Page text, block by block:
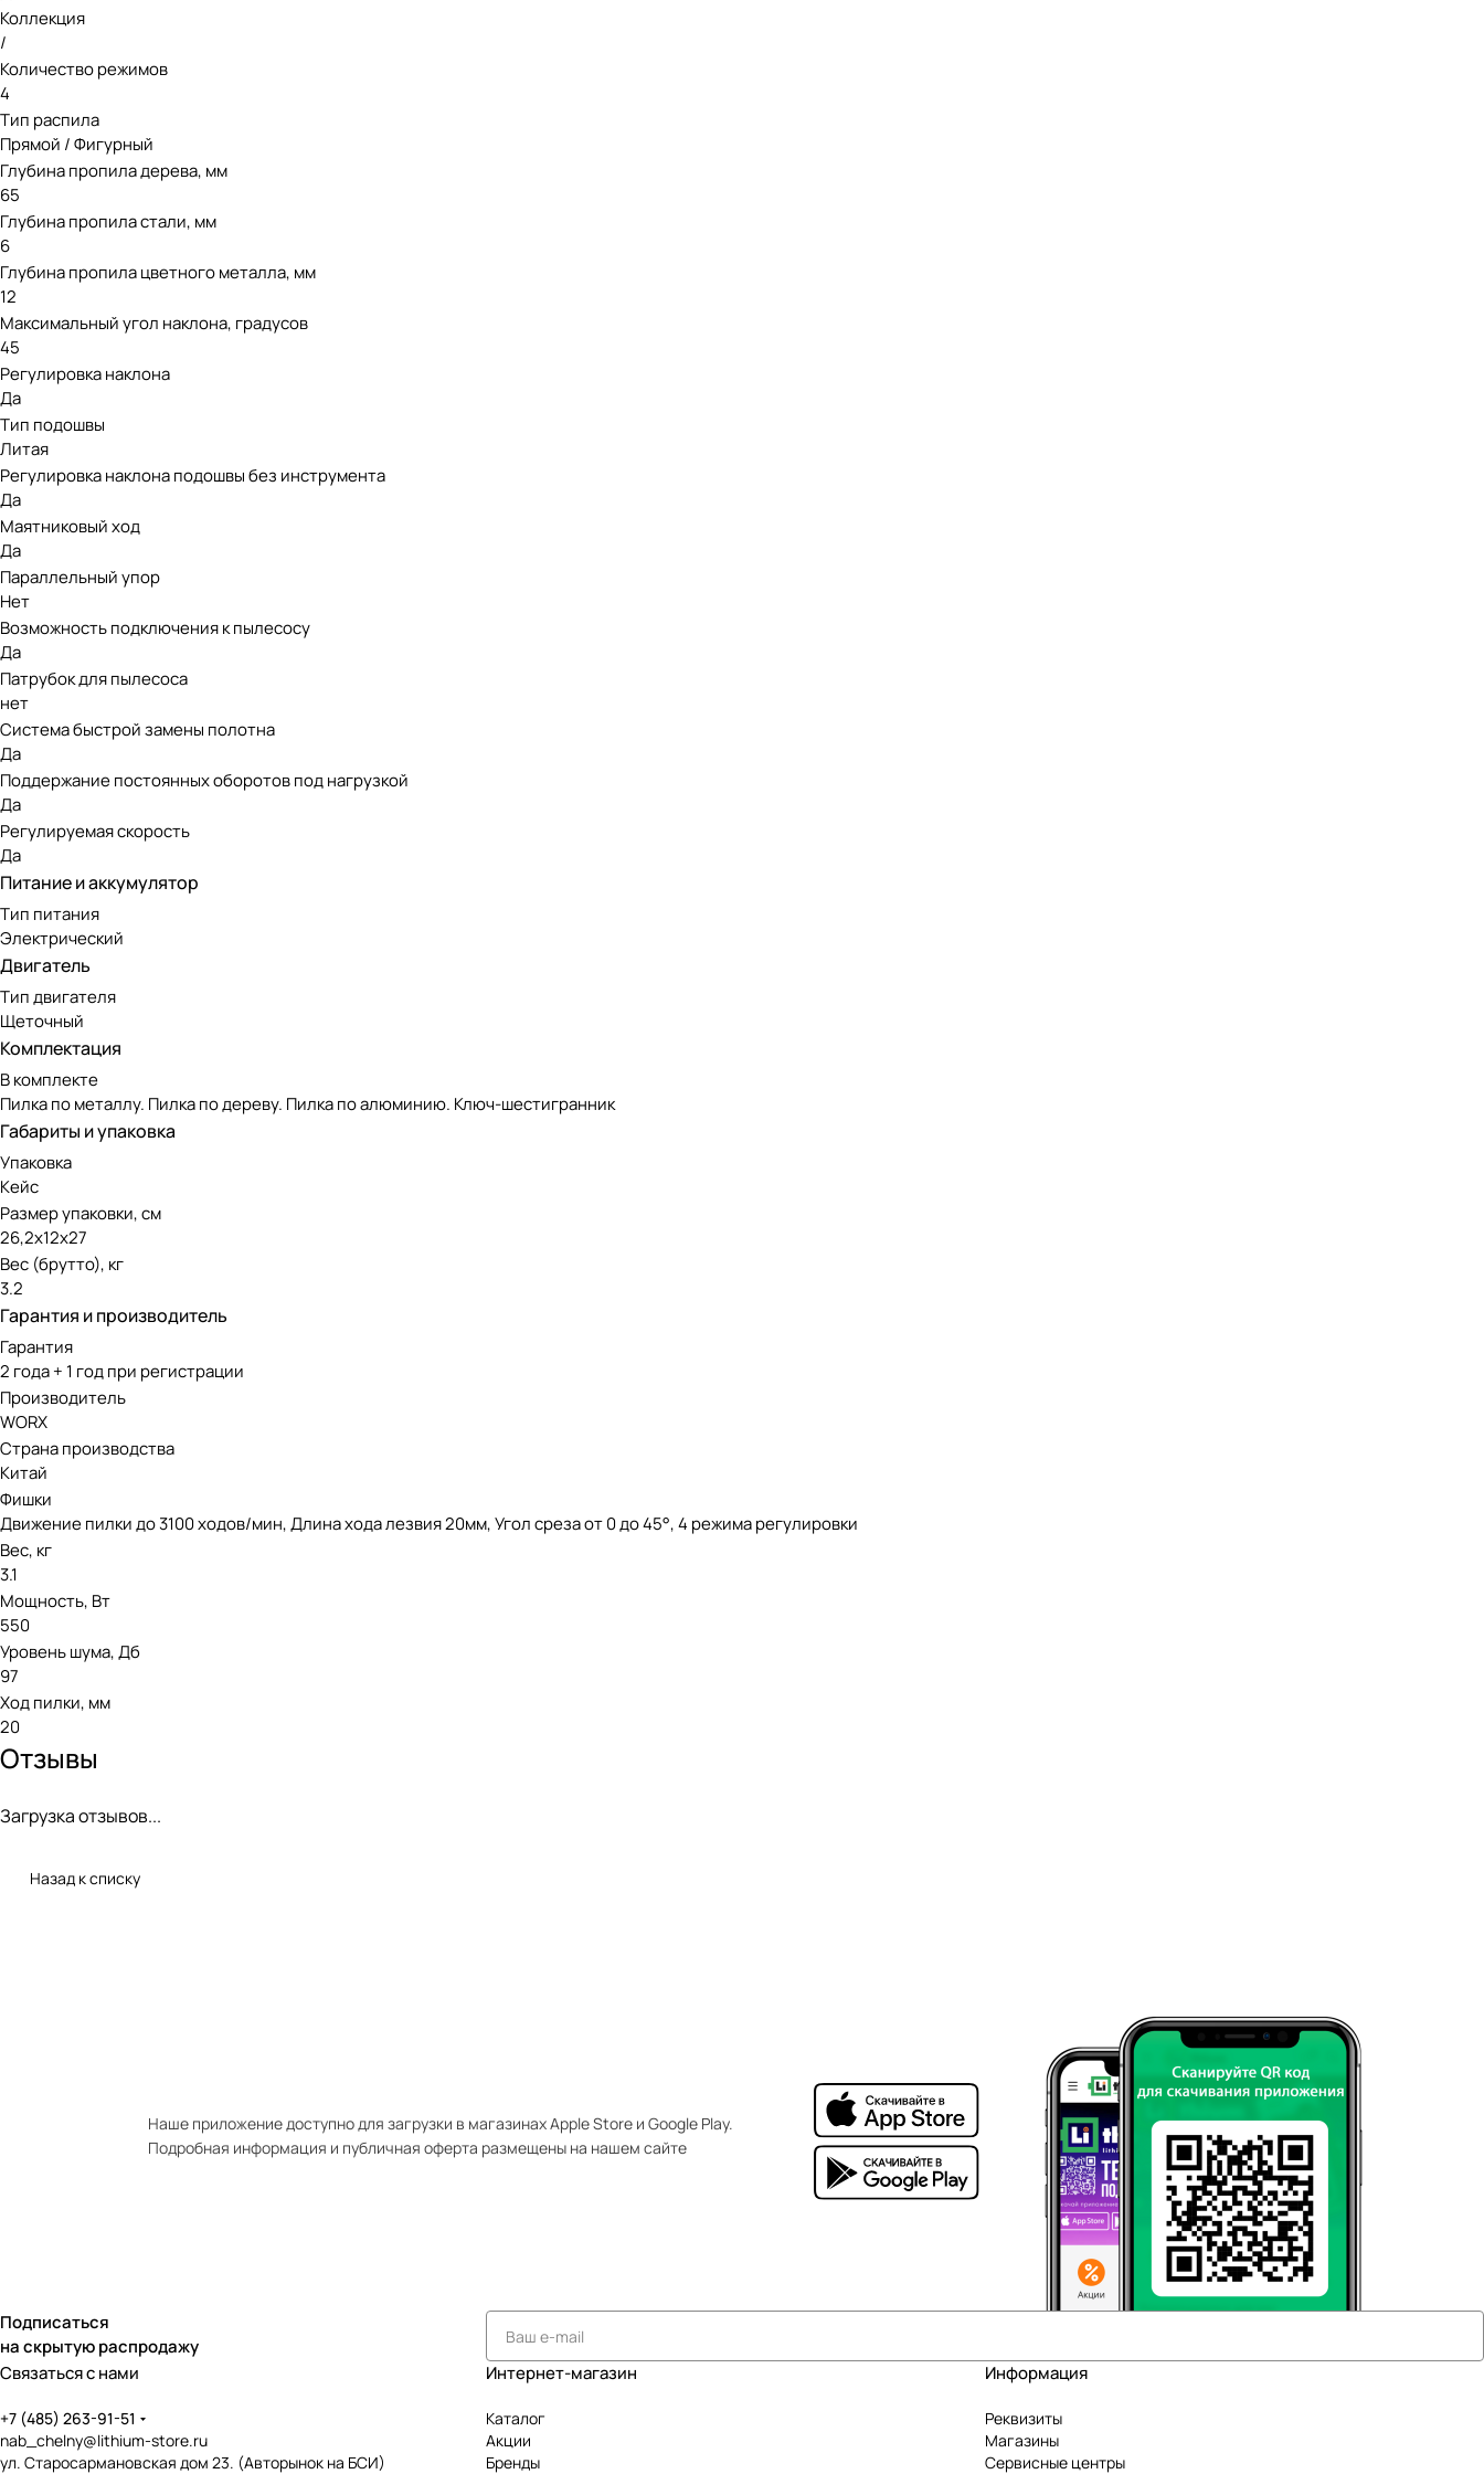
Коллекция
/
Количество режимов
4
Тип распила
Прямой / Фигурный
Глубина пропила дерева, мм
65
Глубина пропила стали, мм
6
Глубина пропила цветного металла, мм
12
Максимальный угол наклона, градусов
45
Регулировка наклона
Да
Тип подошвы
Литая
Регулировка наклона подошвы без инструмента
Да
Маятниковый ход
Да
Параллельный упор
Нет
Возможность подключения к пылесосу
Да
Патрубок для пылесоса
нет
Система быстрой замены полотна
Да
Поддержание постоянных оборотов под нагрузкой
Да
Регулируемая скорость
Да
Питание и аккумулятор
Тип питания
Электрический
Двигатель
Тип двигателя
Щеточный
Комплектация
В комплекте
Пилка по металлу. Пилка по дереву. Пилка по алюминию. Ключ-шестигранник
Габариты и упаковка
Упаковка
Кейс
Размер упаковки, см
26,2х12х27
Вес (брутто), кг
3.2
Гарантия и производитель
Гарантия
2 года + 1 год при регистрации
Производитель
WORX
Страна производства
Китай
Фишки
Движение пилки до 3100 ходов/мин, Длина хода лезвия 20мм, Угол среза от 0 до 45°, 4 режима регулировки
Вес, кг
3.1
Мощность, Вт
550
Уровень шума, Дб
97
Ход пилки, мм
20
Отзывы
Загрузка отзывов...
Назад к списку
Наше приложение доступно для загрузки в магазинах Apple Store и Google Play.
Подробная информация и публичная оферта размещены на нашем сайте
Подписаться
на скрытую распродажу
Связаться с нами
+7 (485) 263-91-51
nab_chelny@lithium-store.ru
ул. Старосармановская дом 23. (Авторынок на БСИ)
Интернет-магазин
Каталог
Акции
Бренды
Информация
Реквизиты
Магазины
Сервисные центры